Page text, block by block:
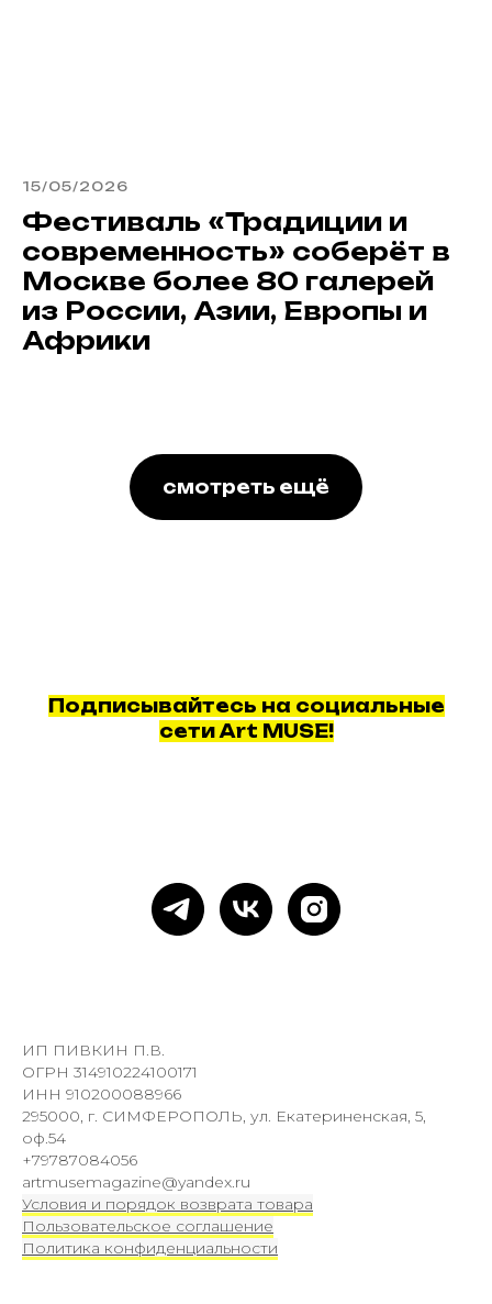
15/05/2026
Фестиваль «Традиции и
современность» соберёт в
Москве более 80 галерей
из России, Азии, Европы и
Африки
смотреть ещё
Подписывайтесь на социальные
сети Art MUSE!
ИП ПИВКИН П.В.
ОГРН 314910224100171
ИНН 910200088966
295000, г. СИМФЕРОПОЛЬ, ул. Екатериненская, 5,
оф.54
+79787084056
artmusemagazine@yandex.ru
Условия и порядок возврата товара
Пользовательское соглашение
Политика конфиденциальности